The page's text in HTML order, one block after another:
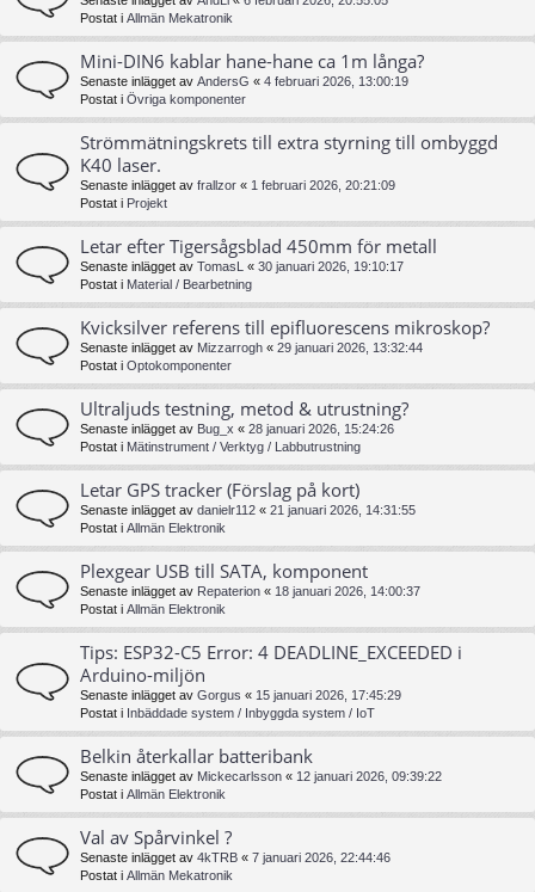
Postat i Allmän Mekatronik
Mini-DIN6 kablar hane-hane ca 1m långa?
Senaste inlägget av AndersG « 4 februari 2026, 13:00:19
Postat i Övriga komponenter
Strömmätningskrets till extra styrning till ombyggd
K40 laser.
Senaste inlägget av frallzor « 1 februari 2026, 20:21:09
Postat i Projekt
Letar efter Tigersågsblad 450mm för metall
Senaste inlägget av TomasL « 30 januari 2026, 19:10:17
Postat i Material / Bearbetning
Kvicksilver referens till epifluorescens mikroskop?
Senaste inlägget av Mizzarrogh « 29 januari 2026, 13:32:44
Postat i Optokomponenter
Ultraljuds testning, metod & utrustning?
Senaste inlägget av Bug_x « 28 januari 2026, 15:24:26
Postat i Mätinstrument / Verktyg / Labbutrustning
Letar GPS tracker (Förslag på kort)
Senaste inlägget av danielr112 « 21 januari 2026, 14:31:55
Postat i Allmän Elektronik
Plexgear USB till SATA, komponent
Senaste inlägget av Repaterion « 18 januari 2026, 14:00:37
Postat i Allmän Elektronik
Tips: ESP32-C5 Error: 4 DEADLINE_EXCEEDED i
Arduino-miljön
Senaste inlägget av Gorgus « 15 januari 2026, 17:45:29
Postat i Inbäddade system / Inbyggda system / IoT
Belkin återkallar batteribank
Senaste inlägget av Mickecarlsson « 12 januari 2026, 09:39:22
Postat i Allmän Elektronik
Val av Spårvinkel ?
Senaste inlägget av 4kTRB « 7 januari 2026, 22:44:46
Postat i Allmän Mekatronik